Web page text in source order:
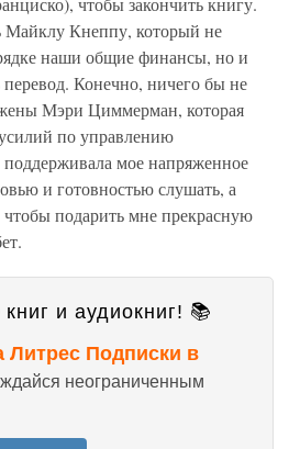
Майклу Кнеппу, который не
наши общие финансы, но и
Конечно, ничего бы не
Мэри Циммерман, которая
по управлению
мое напряженное
и готовностью слушать, а
подарить мне прекрасную
и аудиокниг! 📚
Литрес Подписки в
неограниченным